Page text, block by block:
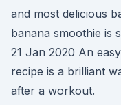
and most delicious
banana smoothie is
21 Jan 2020 An
recipe is a brilliant
after a workout.